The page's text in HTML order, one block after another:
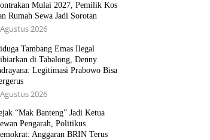
Mulai 2027, Pemilik Kos
Rumah Sewa Jadi Sorotan
2026
Tambang Emas Ilegal
di Tabalong, Denny
Legitimasi Prabowo Bisa
2026
“Mak Banteng” Jadi Ketua
Pengarah, Politikus
Anggaran BRIN Terus